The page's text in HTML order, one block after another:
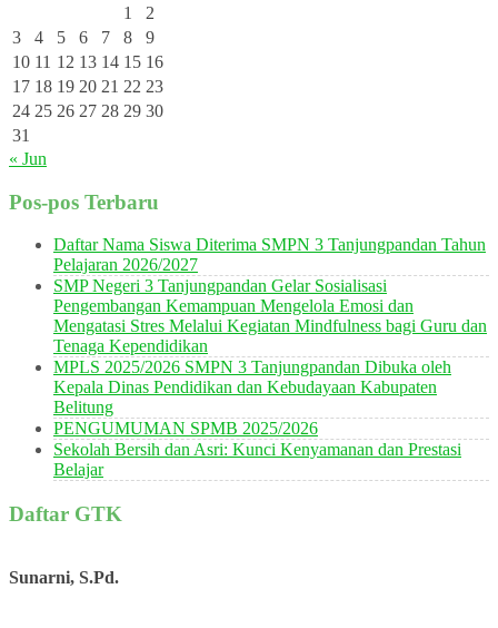
1
2
3
4 5 6 7 8
9
10 11 12 13 14 15 16
17 18 19 20 21 22 23
24 25 26 27 28 29 30
31
« Jun
Pos-pos Terbaru
Daftar Nama Siswa Diterima SMPN 3 Tanjungpandan Tahun
Pelajaran 2026/2027
SMP Negeri 3 Tanjungpandan Gelar Sosialisasi
Pengembangan Kemampuan Mengelola Emosi dan
Mengatasi Stres Melalui Kegiatan Mindfulness bagi Guru dan
Tenaga Kependidikan
MPLS 2025/2026 SMPN 3 Tanjungpandan Dibuka oleh
Kepala Dinas Pendidikan dan Kebudayaan Kabupaten
Belitung
PENGUMUMAN SPMB 2025/2026
Sekolah Bersih dan Asri: Kunci Kenyamanan dan Prestasi
Belajar
Daftar GTK
Sunarni, S.Pd.